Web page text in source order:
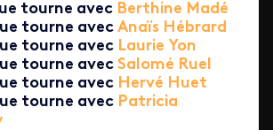
tourne avec Berthine Madé
tourne avec Anaïs Hébrard
tourne avec Laurie Yon
tourne avec Salomé Ruel
tourne avec Hervé Huet
tourne avec Patricia